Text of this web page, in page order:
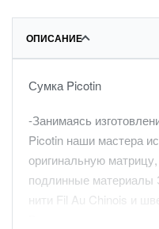
ОПИСАНИЕ
Сумка Picotin
-Занимаясь
Picotin наши мастера
оригинальную
подлинные материалы
нити Fil Au Chinois и